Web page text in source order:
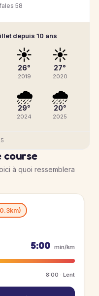
58
depuis 10 ans
☀️
26°
2019
☀️
27°
2020
🌧️
29°
2024
🌧️
20°
2025
course
à quoi ressemblera
5:00 min/km
8:00 · Lent